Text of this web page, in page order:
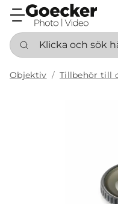
Klicka och sök här
Objektiv Tillbehör till